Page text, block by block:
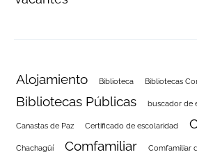
Alojamiento Biblioteca Bibliotecas
Bibliotecas Públicas buscador de
Canastas de Paz Certificado de escolaridad
Chachagüí Comfamiliar Comfamiliar